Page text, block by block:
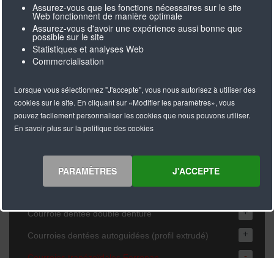
FAMILLES DE PRODUITS
Courroie Dentée PU
Séries au Pas métrique AT
Séries au Pas métrique HTD, RPP et STD
Séries courroies plates F
+
Courroie dentée double denture +
Courroies dentées autoguidées (profil extrudé) +
-
Assurez-vous que les fonctions nécessaires sur le site
Web fonctionnent de manière optimale
Assurez-vous d'avoir une expérience aussi bonne que
possible sur le site
Statistiques et analyses Web
Commercialisation
Lorsque vous sélectionnez "J'accepte", vous nous autorisez à utiliser des
cookies sur le site. En cliquant sur «Modifier les paramètres», vous
pouvez facilement personnaliser les cookies que nous pouvons utiliser.
En savoir plus sur la politique des cookies
J'ACCEPTE
PARAMÈTRES